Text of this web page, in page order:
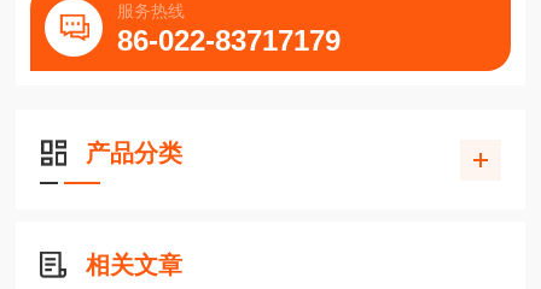
服务热线
86-022-83717179
产品分类
相关文章